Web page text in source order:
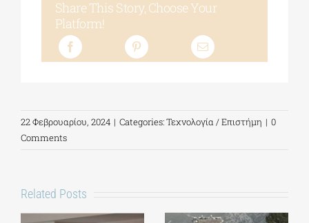
Share This Story, Choose Your
Platform!
22 Φεβρουαρίου, 2024 | Categories:Τεχνολογία / Επιστήμη | 0
Comments
Related Posts